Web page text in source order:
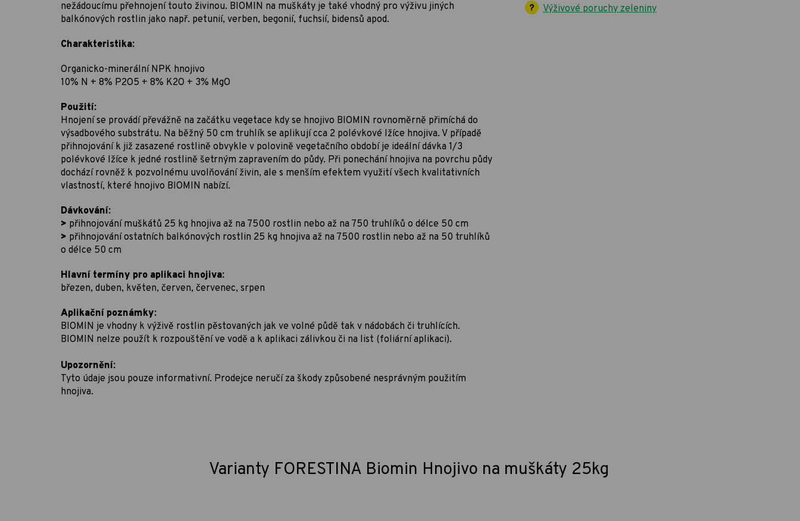
nežádoucímu přehnojení touto živinou. BIOMIN na muškáty je také vhodný pro výživu jiných
balkónových rostlin jako např. petunií, verben, begonií, fuchsií, bidensů apod.
Charakteristika:
Organicko-minerální NPK hnojivo
10% N + 8% P2O5 + 8% K2O + 3% MgO
Použití:
Hnojení se provádí převážně na začátku vegetace kdy se hnojivo BIOMIN rovnoměrně přimíchá do
výsadbového substrátu. Na běžný 50 cm truhlík se aplikují cca 2 polévkové lžíce hnojiva. V případě
přihnojování k již zasazené rostlině obvykle v polovině vegetačního období je ideální dávka 1/3
polévkové lžíce k jedné rostlině šetrným zapravením do půdy. Při ponechání hnojiva na povrchu půdy
dochází rovněž k pozvolnému uvolňování živin, ale s menším efektem využití všech kvalitativních
vlastností, které hnojivo BIOMIN nabízí.
Dávkování:
> přihnojování muškátů 25 kg hnojiva až na 7500 rostlin nebo až na 750 truhlíků o délce 50 cm
> přihnojování ostatních balkónových rostlin 25 kg hnojiva až na 7500 rostlin nebo až na 50 truhlíků
o délce 50 cm
Hlavní termíny pro aplikaci hnojiva:
březen, duben, květen, červen, červenec, srpen
Aplikační poznámky:
BIOMIN je vhodny k výživě rostlin pěstovaných jak ve volné půdě tak v nádobách či truhlících.
BIOMIN nelze použít k rozpouštění ve vodě a k aplikaci zálivkou či na list (foliární aplikaci).
Upozornění:
Tyto údaje jsou pouze informativní. Prodejce neručí za škody způsobené nesprávným použitím
hnojiva.
Výživové poruchy zeleniny
Varianty FORESTINA Biomin Hnojivo na muškáty 25kg